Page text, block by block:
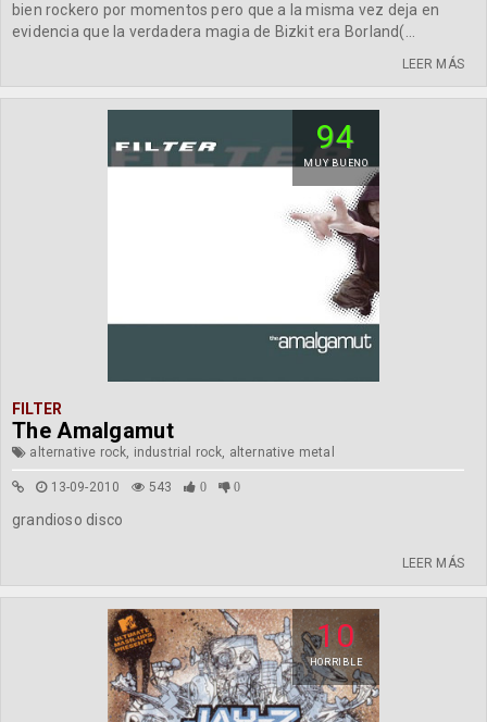
bien rockero por momentos pero que a la misma vez deja en
evidencia que la verdadera magia de Bizkit era Borland(...
LEER MÁS
94
MUY BUENO
FILTER
The Amalgamut
alternative rock, industrial rock, alternative metal
13-09-2010 543 0 0
grandioso disco
LEER MÁS
10
HORRIBLE